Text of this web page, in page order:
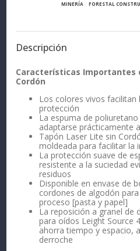
MINERÍA FORESTAL
Descripción
Características Importantes
Cordón
Los colores vivos facilitan
protección
La espuma de
adaptarse prácticamente
Tapón Laser Lite sin
moldeada para facilitar la
La protección suave de
resistente a la suciedad
residuos
Disponible en envase de
cordones de algodón
proceso [pasta y papel]
La reposición a granel de
para oídos Leight Source
ahorra tiempo y espacio,
derroche